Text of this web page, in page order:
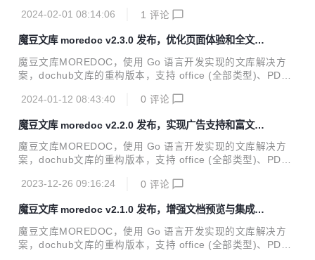
持无限级分类、文档批量上传、文档批量转换、全文搜索、云
付等功能，拥有简洁美观的用户视觉和功能体验，以及配套的
微信小程序。 技术栈 Golang ：gin + gRPC + GORM Vue.js
: nuxt2 + element-ui Database : MySQL 5.7+ 升级日志 社
区版(开源版)升级日志 1. 支持文档审核功能，以及文档...
2024-02-01 08:14:06 1 评论
魔豆文库 moredoc v2.3.0 发布，优化页面体验和全文索
引
魔豆文库MOREDOC，使用 Go 语言开发实现的文库解决方
案，dochub文库的重构版本，支持 office (全部类型)、PD
持无限级分类、文档批量上传、文档批量转换、全文搜索、云
付等功能，拥有简洁美观的用户视觉和功能体验，以及配套的
微信小程序。 技术栈 Golang ：gin + gRPC + GORM Vue.js
: nuxt2 + element-ui Database : MySQL 5.7+ 升级日志 社
区版(开源版)升级日志 修复因设置了广告起止时间后网站广...
2024-01-12 08:43:40 0 评论
魔豆文库 moredoc v2.2.0 发布，实现广告支持和富文本
编辑器增强
魔豆文库MOREDOC，使用 Go 语言开发实现的文库解决方
案，dochub文库的重构版本，支持 office (全部类型)、PD
持无限级分类、文档批量上传、文档批量转换、全文搜索、云
付等功能，拥有简洁美观的用户视觉和功能体验，以及配套的
微信小程序。 技术栈 Golang ：gin + gRPC + GORM Vue.js
: nuxt2 + element-ui Database : MySQL 5.7+ 升级日志 社
区版(开源版)升级日志 文档默认预览格式调整为webp，...
2023-12-26 09:16:24 0 评论
魔豆文库 moredoc v2.1.0 发布，增强文档预览与集成Oa
uth登录
魔豆文库MOREDOC，使用 Go 语言开发实现的文库解决方
案，dochub文库的重构版本，支持 office (全部类型)、PD